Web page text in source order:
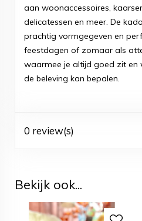
aan woonaccessoires,
delicatessen en meer. De
prachtig vormgegeven en
feestdagen of zomaar als
waarmee je altijd goed zit
de beleving kan bepalen.
0 review(s)
Bekijk ook...